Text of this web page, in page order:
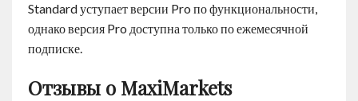
Standard уступает версии Pro по функциональности,
однако версия Pro доступна только по ежемесячной
подписке.
Отзывы о MaxiMarkets